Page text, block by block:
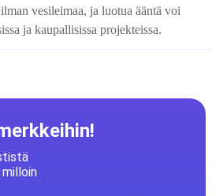
vesileimaa, ja luotua ääntä voi
ja kaupallisissa projekteissa.